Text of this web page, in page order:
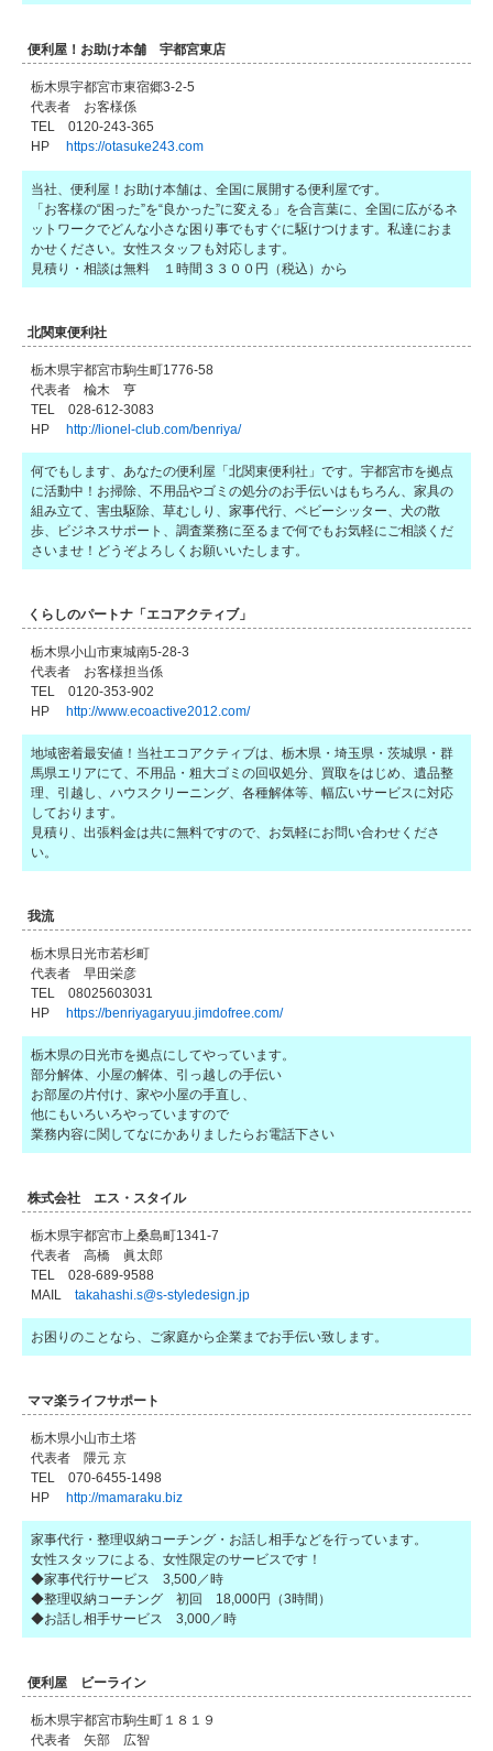
便利屋！お助け本舗 宇都宮東店
栃木県宇都宮市東宿郷3-2-5
代表者 お客様係
TEL 0120-243-365
HP https://otasuke243.com
当社、便利屋！お助け本舗は、全国に展開する便利屋です。
「お客様の“困った”を“良かった”に変える」を合言葉に、全国に広がるネ
ットワークでどんな小さな困り事でもすぐに駆けつけます。私達におま
かせください。女性スタッフも対応します。
見積り・相談は無料 １時間３３００円（税込）から
北関東便利社
栃木県宇都宮市駒生町1776-58
代表者 楡木 亨
TEL 028-612-3083
HPhttp://lionel-club.com/benriya/
何でもします、あなたの便利屋「北関東便利社」です。宇都宮市を拠点
に活動中！お掃除、不用品やゴミの処分のお手伝いはもちろん、家具の
組み立て、害虫駆除、草むしり、家事代行、ベビーシッター、犬の散
歩、ビジネスサポート、調査業務に至るまで何でもお気軽にご相談くだ
さいませ！どうぞよろしくお願いいたします。
くらしのパートナ「エコアクティブ」
栃木県小山市東城南5-28-3
代表者 お客様担当係
TEL 0120-353-902
HPhttp://www.ecoactive2012.com/
地域密着最安値！当社エコアクティブは、栃木県・埼玉県・茨城県・群
馬県エリアにて、不用品・粗大ゴミの回収処分、買取をはじめ、遺品整
理、引越し、ハウスクリーニング、各種解体等、幅広いサービスに対応
しております。
見積り、出張料金は共に無料ですので、お気軽にお問い合わせくださ
い。
我流
栃木県日光市若杉町
代表者 早田栄彦
TEL 08025603031
HPhttps://benriyagaryuu.jimdofree.com/
栃木県の日光市を拠点にしてやっています。
部分解体、小屋の解体、引っ越しの手伝い
お部屋の片付け、家や小屋の手直し、
他にもいろいろやっていますので
業務内容に関してなにかありましたらお電話下さい
株式会社 エス・スタイル
栃木県宇都宮市上桑島町1341-7
代表者 高橋 眞太郎
TEL 028-689-9588
MAILtakahashi.s@s-styledesign.jp
お困りのことなら、ご家庭から企業までお手伝い致します。
ママ楽ライフサポート
栃木県小山市土塔
代表者 隈元 京
TEL 070-6455-1498
HP http://mamaraku.biz
家事代行・整理収納コーチング・お話し相手などを行っています。
女性スタッフによる、女性限定のサービスです！
◆家事代行サービス 3,500／時
◆整理収納コーチング 初回 18,000円（3時間）
◆お話し相手サービス 3,000／時
便利屋 ビーライン
栃木県宇都宮市駒生町１８１９
代表者 矢部 広智